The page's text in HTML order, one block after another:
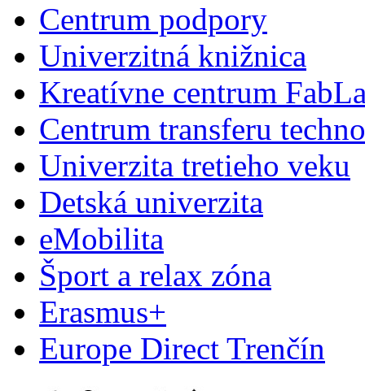
Centrum podpory
Univerzitná knižnica
Kreatívne centrum
Centrum transferu
Univerzita tretieho veku
Detská univerzita
eMobilita
Šport a relax zóna
Erasmus+
Europe Direct Trenčín